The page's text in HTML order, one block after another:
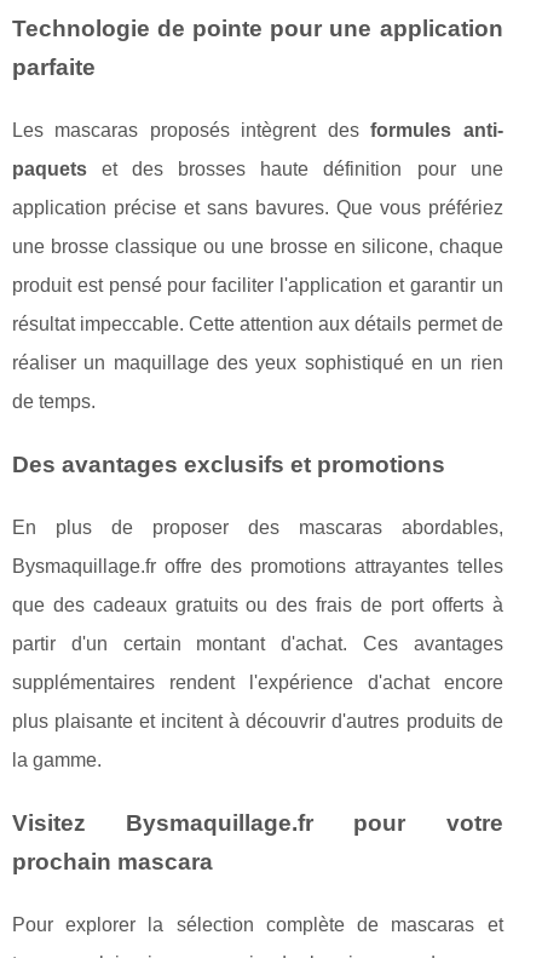
Technologie de pointe pour une application
parfaite
Les mascaras proposés intègrent desformules anti-
paquets et des brosses haute définition pour une
application précise et sans bavures. Que vous préfériez
une brosse classique ou une brosse en silicone, chaque
produit est pensé pour faciliter l'application et garantir un
résultat impeccable. Cette attention aux détails permet de
réaliser un maquillage des yeux sophistiqué en un rien
de temps.
Des avantages exclusifs et promotions
En plus de proposer des mascaras abordables,
Bysmaquillage.fr offre des promotions attrayantes telles
que des cadeaux gratuits ou des frais de port offerts à
partir d'un certain montant d'achat. Ces avantages
supplémentaires rendent l'expérience d'achat encore
plus plaisante et incitent à découvrir d'autres produits de
la gamme.
Visitez Bysmaquillage.fr pour votre
prochain mascara
Pour explorer la sélection complète de mascaras et